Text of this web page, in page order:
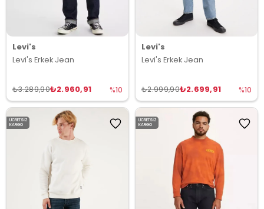
Levi's
Levi's Erkek Jean
₺2.960,91
₺3.289,90 %10
Levi's
Levi's Erkek Jean
₺2.699,91
₺2.999,90 %10
ÜCRETSIZ
KARGO
ÜCRETSIZ
KARGO